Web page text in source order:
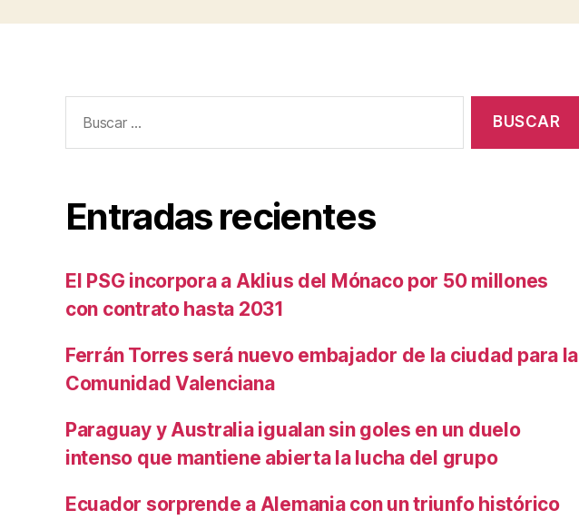
Entradas recientes
El PSG incorpora a Aklius del Mónaco por 50 millones
con contrato hasta 2031
Ferrán Torres será nuevo embajador de la ciudad para la
Comunidad Valenciana
Paraguay y Australia igualan sin goles en un duelo
intenso que mantiene abierta la lucha del grupo
Ecuador sorprende a Alemania con un triunfo histórico